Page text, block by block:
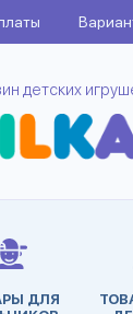
детских
ДЛЯ